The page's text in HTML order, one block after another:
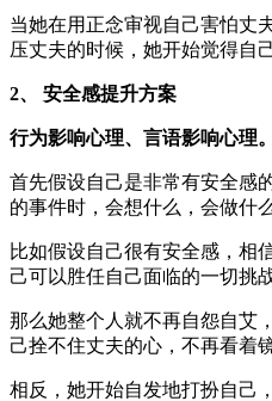
当她在用正念审视自己害怕丈
压丈夫的时候，她开始觉得自
2、 安全感提升方案
行为影响心理、言语影响心理。
首先假设自己是非常有安全感
的事件时，会想什么，会做什么
比如假设自己很有安全感，相
己可以胜任自己面临的一切挑战
那么她整个人就不再自怨自艾
己拴不住丈夫的心，不再看着
相反，她开始自发地打扮自己